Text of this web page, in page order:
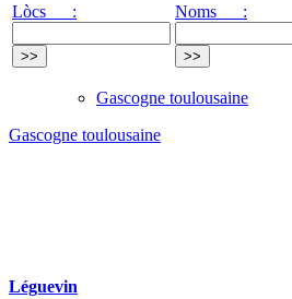
Lòcs :
Noms :
Gascogne toulousaine
Gascogne toulousaine
Léguevin